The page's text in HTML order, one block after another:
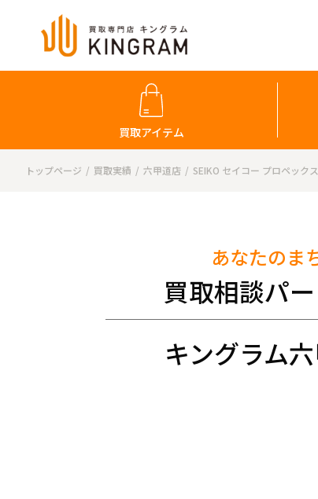
買取アイテム
トップページ 買取実績 六甲道店 SEIKO セイコー プロペック
キングラム
あなたのま
買取相談パ